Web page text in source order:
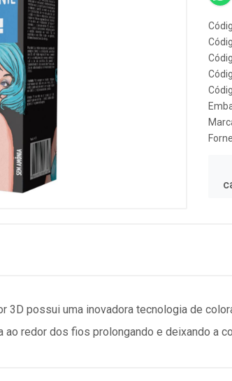
3D possui uma inovadora tecnologia de
ao redor dos fios prolongando e deixando a